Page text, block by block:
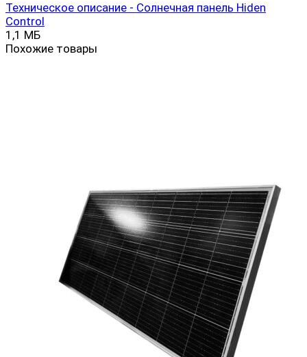
Техническое описание - Солнечная панель Hiden
Control
1,1 МБ
Похожие товары